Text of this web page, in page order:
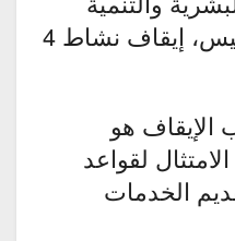
الاجتماعية، اليوم الخميس، إيقاف نشاط 4
الإيقاف هو
لقواعد
الخدمات